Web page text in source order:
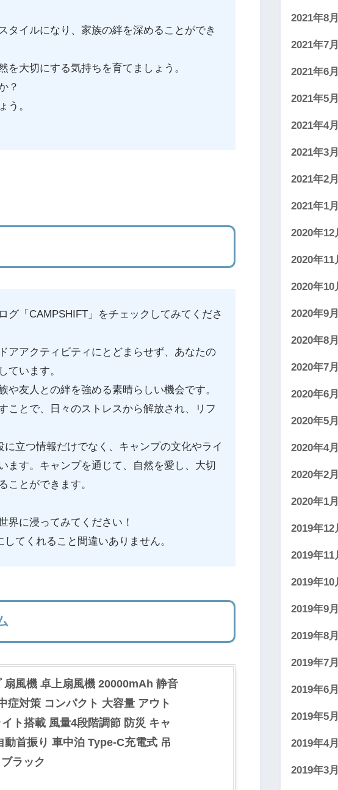
タイルになり、家族の絆を深めることができ
大切にする気持ちを育てましょう。
？
う。
グ「CAMPSHIFT」をチェックしてみてくださ
アアクティビティにとどまらせず、あなたの
ています。
友人との絆を強める素晴らしい機会です。
ことで、日々のストレスから解放され、リフ
立つ情報だけでなく、キャンプの文化やライ
ます。キャンプを通じて、自然を愛し、大切
ことができます。
界に浸ってみてください！
てくれること間違いありません。
扇風機 卓上扇風機 20000mAh 静音
症対策 コンパクト 大容量 アウト
ト搭載 風量4段階調節 防災 キャ
首振り 車中泊 Type-C充電式 吊
ラック
2021年8月
2021年7月
2021年6月
2021年5月
2021年4月
2021年3月
2021年2月
2021年1月
2020年12
2020年11
2020年10
2020年9月
2020年8月
2020年7月
2020年6月
2020年5月
2020年4月
2020年2月
2020年1月
2019年12
2019年11
2019年10
2019年9月
2019年8月
2019年7月
2019年6月
2019年5月
2019年4月
2019年3月